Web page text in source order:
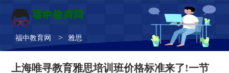
福中教育网 > 雅思
上海唯寻教育雅思培训班价格标准来了!一节